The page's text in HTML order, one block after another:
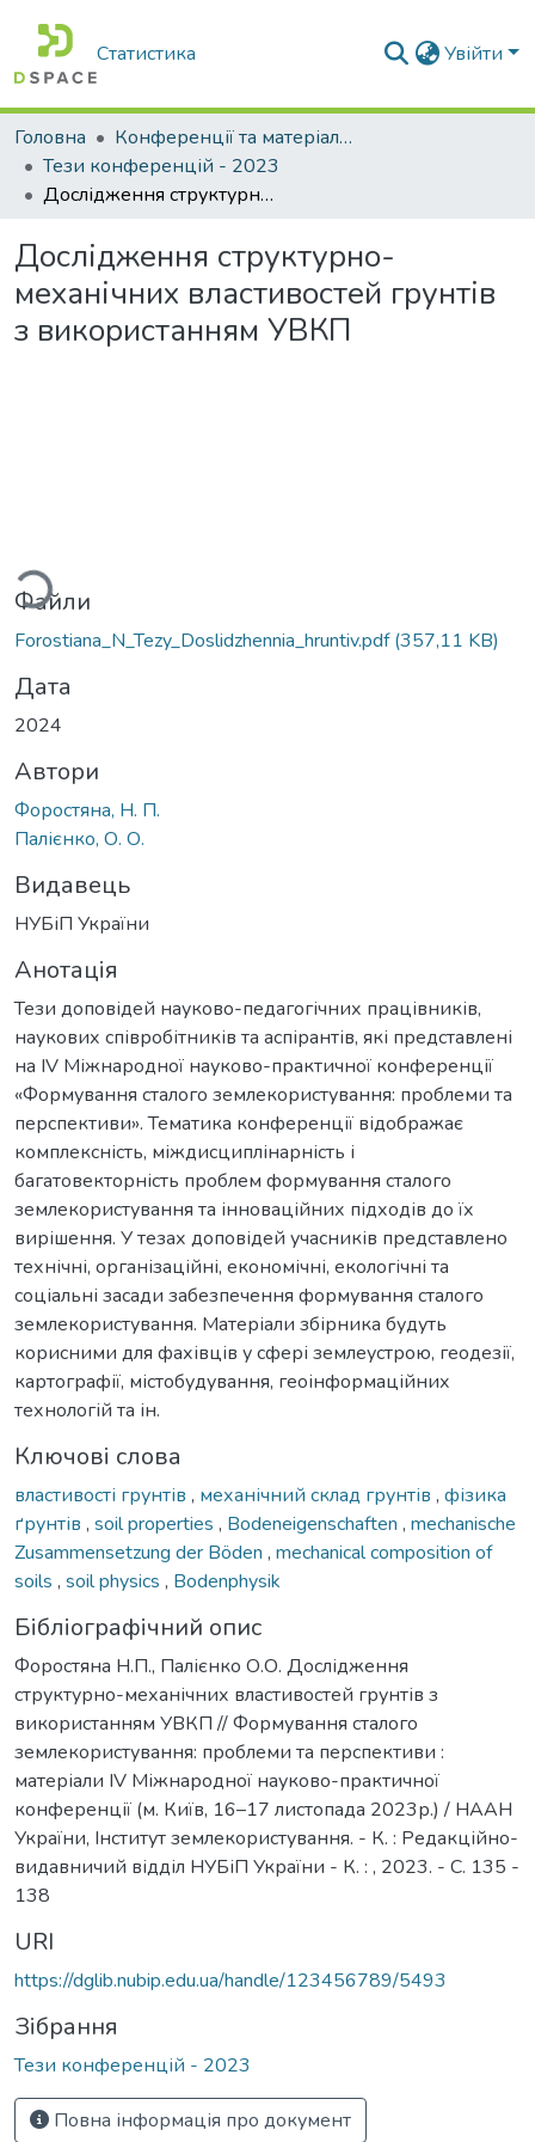
Статистика Увійти
Головна
Конференції та матеріали конференцій
Тези конференцій - 2023
Дослідження структурно-механічних властивостей грунтів з використанням УВКП
Дослідження структурно-
механічних властивостей грунтів
з використанням УВКП
Файли
Forostiana_N_Tezy_Doslidzhennia_hruntiv.pdf(357,11 KB)
Дата
2024
Автори
Форостяна, Н. П.
Палієнко, О. О.
Видавець
НУБіП України
Анотація
Тези доповідей науково-педагогічних працівників,
наукових співробітників та аспірантів, які представлені
на IV Міжнародної науково-практичної конференції
«Формування сталого землекористування: проблеми та
перспективи». Тематика конференції відображає
комплексність, міждисциплінарність і
багатовекторність проблем формування сталого
землекористування та інноваційних підходів до їх
вирішення. У тезах доповідей учасників представлено
технічні, організаційні, економічні, екологічні та
соціальні засади забезпечення формування сталого
землекористування. Матеріали збірника будуть
корисними для фахівців у сфері землеустрою, геодезії,
картографії, містобудування, геоінформаційних
технологій та ін.
Ключові слова
властивості грунтів , механічний склад грунтів , фізика
ґрунтів , soil properties , Bodeneigenschaften , mechanische
Zusammensetzung der Böden , mechanical composition of
soils , soil physics , Bodenphysik
Бібліографічний опис
Форостяна Н.П., Палієнко О.О. Дослідження
структурно-механічних властивостей грунтів з
використанням УВКП // Формування сталого
землекористування: проблеми та перспективи :
матеріали ІV Міжнародної науково-практичної
конференції (м. Київ, 16–17 листопада 2023р.) / НААН
України, Інститут землекористування. - К. : Редакційно-
видавничий відділ НУБіП України - К. : , 2023. - С. 135 -
138
URI
https://dglib.nubip.edu.ua/handle/123456789/5493
Зібрання
Тези конференцій - 2023
Повна інформація про документ